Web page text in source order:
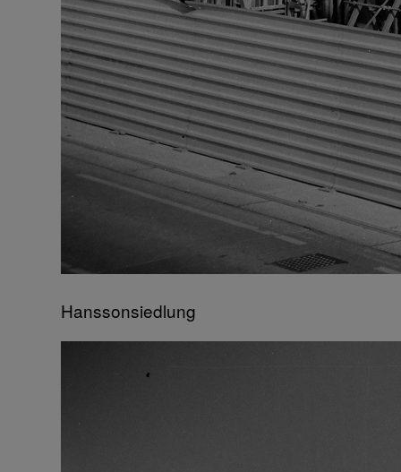
Hanssonsiedlung